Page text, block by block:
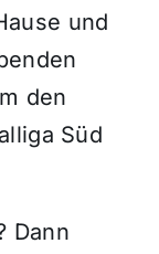
und
den
Süd
Dann